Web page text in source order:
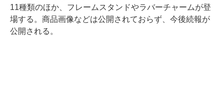
11種類のほか、フレームスタンドやラバーチャームが登
場する。商品画像などは公開されておらず、今後続報が
公開される。